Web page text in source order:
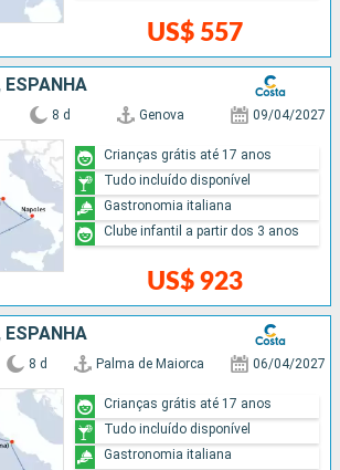
US$ 557
ESPANHA
8 d Genova 09/04/2027
US$ 923
Crianças grátis até 17 anos
Tudo incluído disponível
Gastronomia italiana
Clube infantil a partir dos 3 anos
ESPANHA
8 d Palma de Maiorca 06/04/2027
Crianças grátis até 17 anos
Tudo incluído disponível
Gastronomia italiana